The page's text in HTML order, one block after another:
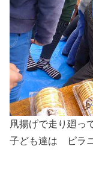
凧揚げで走り廻っ
子ども達は ピラ